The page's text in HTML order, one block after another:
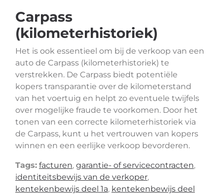
Carpass
(kilometerhistoriek)
Het is ook essentieel om bij de verkoop van een
auto de Carpass (kilometerhistoriek) te
verstrekken. De Carpass biedt potentiële
kopers transparantie over de kilometerstand
van het voertuig en helpt zo eventuele twijfels
over mogelijke fraude te voorkomen. Door het
tonen van een correcte kilometerhistoriek via
de Carpass, kunt u het vertrouwen van kopers
winnen en een eerlijke verkoop bevorderen.
Tags: facturen, garantie- of servicecontracten,
identiteitsbewijs van de verkoper,
kentekenbewijs deel 1a, kentekenbewijs deel